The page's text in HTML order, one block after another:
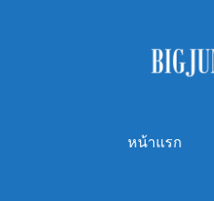
Skip
Skip
หน้าแรก